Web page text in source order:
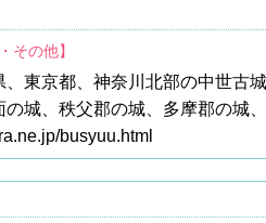
その他】
、東京都、神奈川北部の中世古
の城、秩父郡の城、多摩郡の城
busyuu.html